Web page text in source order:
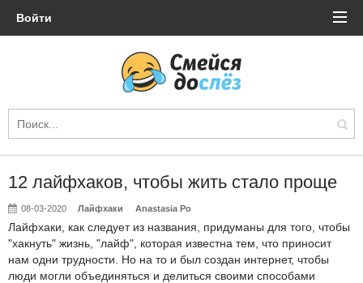
Войти
12 лайфхаков, чтобы жить стало проще
08-03-2020 Лайфхаки Anastasia Po
Лайфхаки, как следует из названия, придуманы для того, чтобы
"хакнуть" жизнь, "лайф", которая известна тем, что приносит
нам одни трудности. Но на то и был создан интернет, чтобы
люди могли объединяться и делиться своими способами